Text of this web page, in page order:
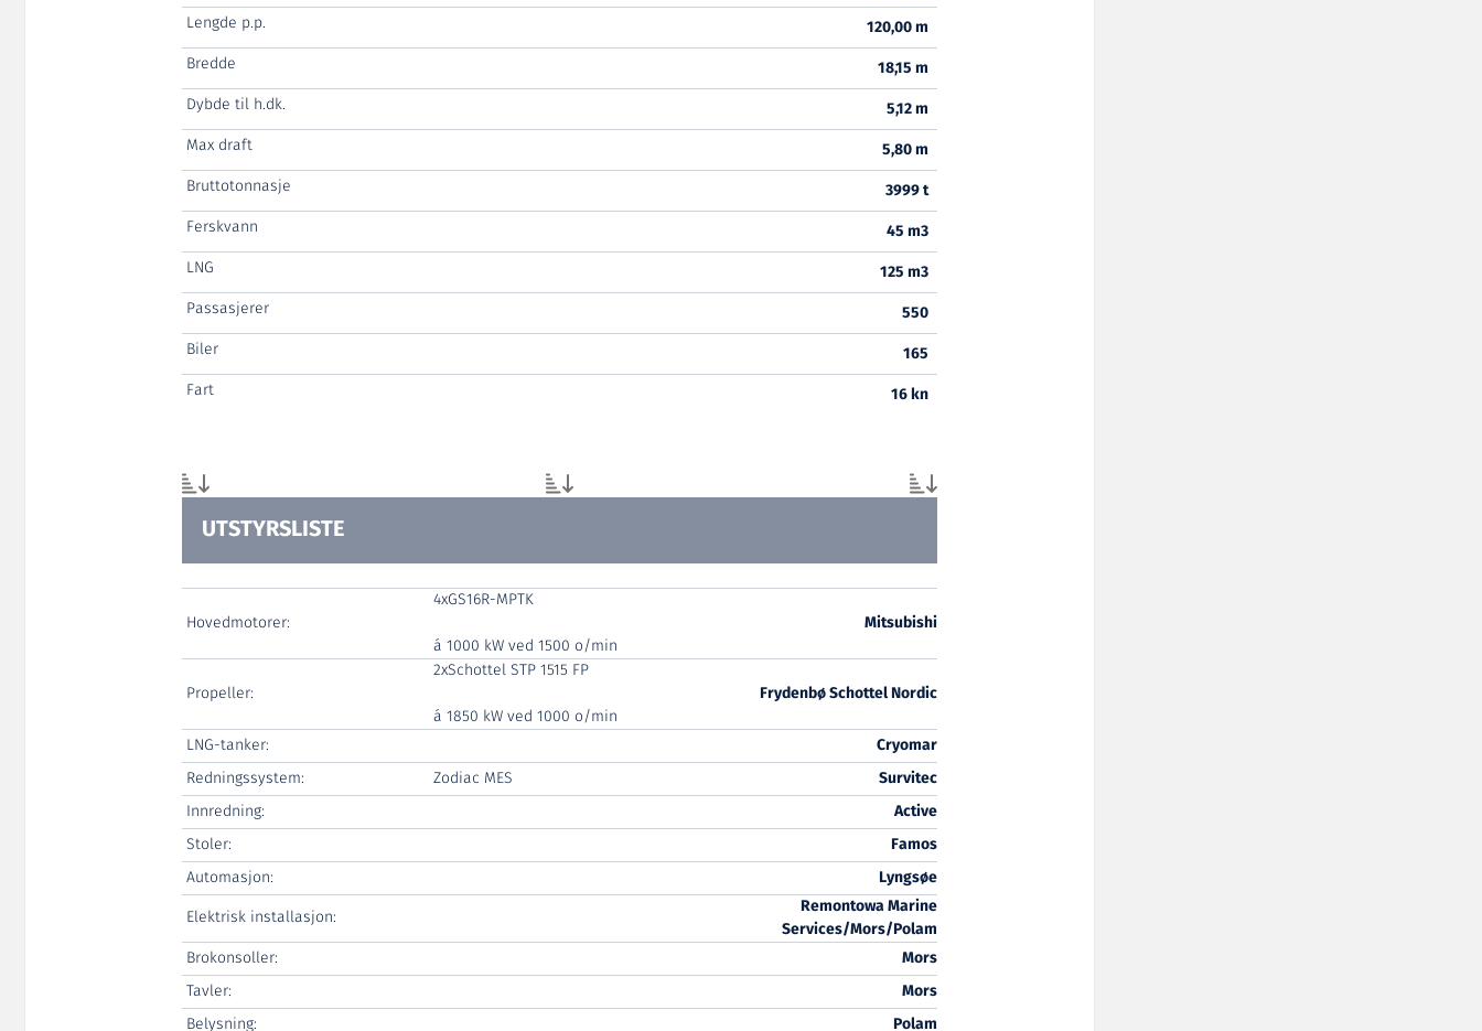
Lengde p.p.
120,00 m
Bredde
18,15 m
Dybde til h.dk.
5,12 m
Max draft
5,80 m
Bruttotonnasje
3999 t
Ferskvann
45 m3
LNG
125 m3
Passasjerer
550
Biler
165
Fart
16 kn
UTSTYRSLISTE
Hovedmotorer:
4xGS16R-MPTK
á 1000 kW ved 1500 o/min
Mitsubishi
Propeller:
2xSchottel STP 1515 FP
á 1850 kW ved 1000 o/min
Frydenbø Schottel Nordic
LNG-tanker:
Cryomar
Redningssystem:
Zodiac MES
Survitec
Innredning:
Active
Stoler:
Famos
Automasjon:
Lyngsøe
Elektrisk installasjon:
Remontowa Marine
Services/Mors/Polam
Brokonsoller:
Mors
Tavler:
Mors
Belysning:
Polam